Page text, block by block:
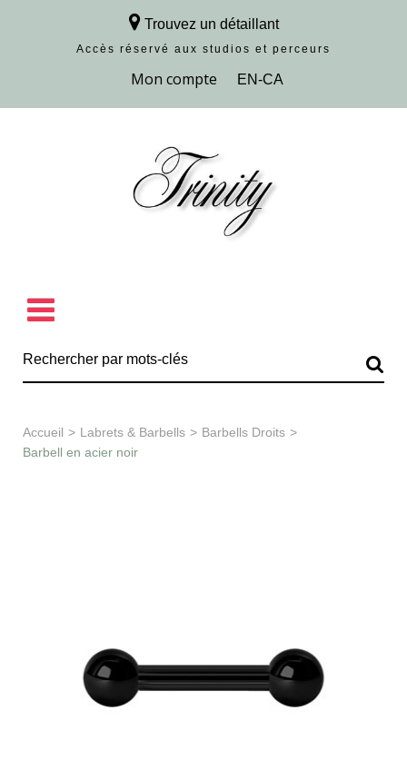
Trouvez un détaillant
Accès réservé aux studios et perceurs
Découvrir la collection
Accueil > Labrets & Barbells > Barbells Droits >
Barbell en acier noir